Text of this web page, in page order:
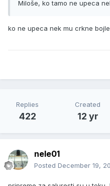
Miloše, ko tamo ne upeca
ko ne upeca nek mu crkne
Replies
422
Created
12 yr
nele01
Posted December 19,